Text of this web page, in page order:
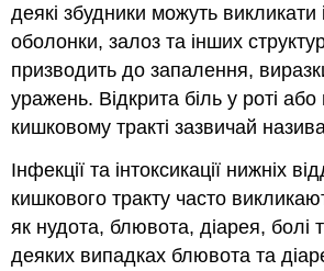
деякі збудники можуть викликати
оболонки, залоз та інших
призводить до запалення,
уражень. Відкрита біль у роті
кишковому тракті зазвичай
Інфекції та інтоксикації нижніх
кишкового тракту часто
як нудота, блювота, діарея, болі
деяких випадках блювота та